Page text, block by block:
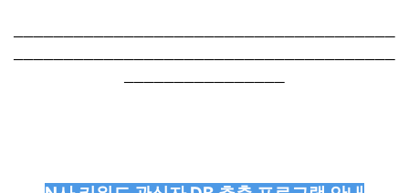
──────────────────────────────────────
──────────────────────────────────────
────────────────